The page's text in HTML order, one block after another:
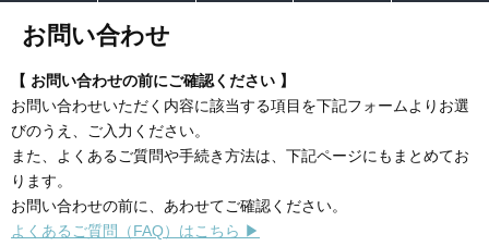
お問い合わせ
【 お問い合わせの前にご確認ください 】
お問い合わせいただく内容に該当する項目を下記フォームよりお選
びのうえ、ご入力ください。
また、よくあるご質問や手続き方法は、下記ページにもまとめてお
ります。
お問い合わせの前に、あわせてご確認ください。
よくあるご質問（FAQ）はこちら ▶